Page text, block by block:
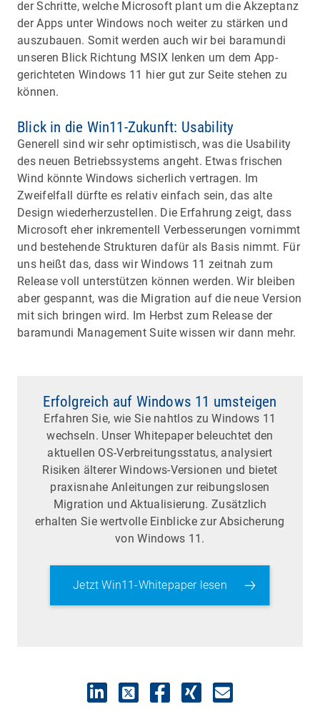
der Schritte, welche Microsoft plant um die Akzeptanz
der Apps unter Windows noch weiter zu stärken und
auszubauen. Somit werden auch wir bei baramundi
unseren Blick Richtung MSIX lenken um dem App-
gerichteten Windows 11 hier gut zur Seite stehen zu
können.
Blick in die Win11-Zukunft: Usability
Generell sind wir sehr optimistisch, was die Usability
des neuen Betriebssystems angeht. Etwas frischen
Wind könnte Windows sicherlich vertragen. Im
Zweifelfall dürfte es relativ einfach sein, das alte
Design wiederherzustellen. Die Erfahrung zeigt, dass
Microsoft eher inkrementell Verbesserungen vornimmt
und bestehende Strukturen dafür als Basis nimmt. Für
uns heißt das, dass wir Windows 11 zeitnah zum
Release voll unterstützen können werden. Wir bleiben
aber gespannt, was die Migration auf die neue Version
mit sich bringen wird. Im Herbst zum Release der
baramundi Management Suite wissen wir dann mehr.
Erfolgreich auf Windows 11 umsteigen
Erfahren Sie, wie Sie nahtlos zu Windows 11
wechseln. Unser Whitepaper beleuchtet den
aktuellen OS-Verbreitungsstatus, analysiert
Risiken älterer Windows-Versionen und bietet
praxisnahe Anleitungen zur reibungslosen
Migration und Aktualisierung. Zusätzlich
erhalten Sie wertvolle Einblicke zur Absicherung
von Windows 11.
Jetzt Win11-Whitepaper lesen